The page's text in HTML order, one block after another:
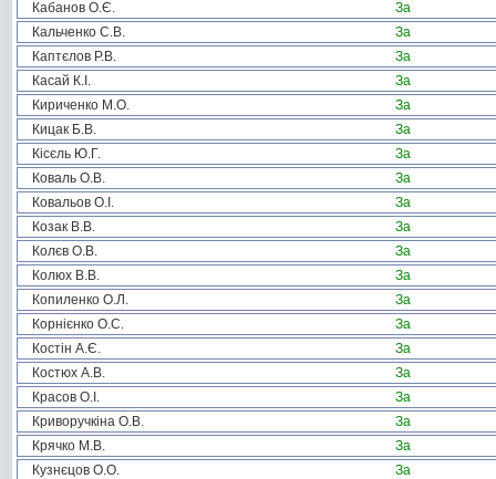
Кабанов О.Є.
За
Кальченко С.В.
За
Каптєлов Р.В.
За
Касай К.І.
За
Кириченко М.О.
За
Кицак Б.В.
За
Кісєль Ю.Г.
За
Коваль О.В.
За
Ковальов О.І.
За
Козак В.В.
За
Колєв О.В.
За
Колюх В.В.
За
Копиленко О.Л.
За
Корнієнко О.С.
За
Костін А.Є.
За
Костюх А.В.
За
Красов О.І.
За
Криворучкіна О.В.
За
Крячко М.В.
За
Кузнєцов О.О.
За